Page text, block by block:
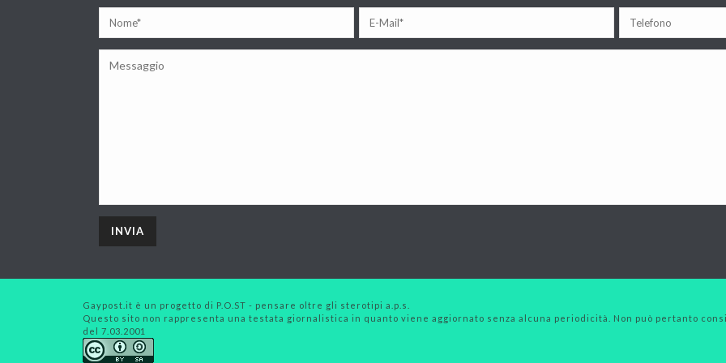
Gaypost.it è un progetto di P.O.ST - pensare oltre gli sterotipi a.p.s.
Questo sito non rappresenta una testata giornalistica in quanto viene aggiornato senza alcuna periodicità. Non può pertanto
del 7.03.2001